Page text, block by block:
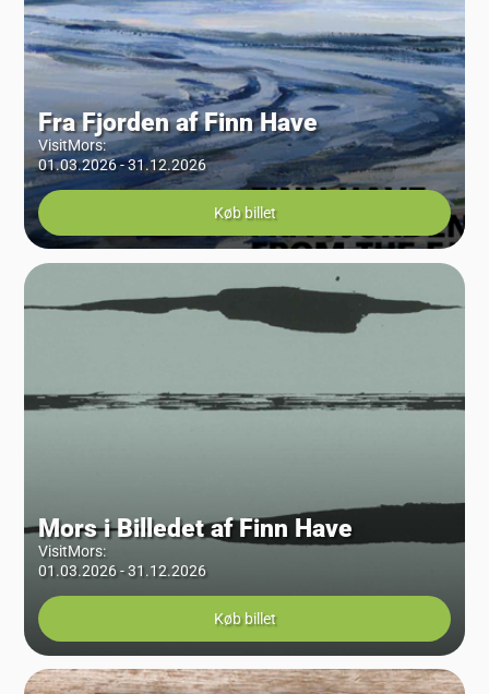
Fra Fjorden af Finn Have
VisitMors:
01.03.2026 - 31.12.2026
Køb billet
Mors i Billedet af Finn Have
VisitMors:
01.03.2026 - 31.12.2026
Køb billet